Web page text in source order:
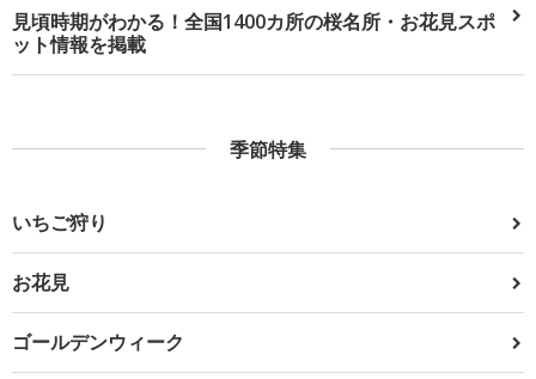
見頃時期がわかる！全国1400カ所の桜名所・お花見スポ
ット情報を掲載
季節特集
いちご狩り
お花見
ゴールデンウィーク